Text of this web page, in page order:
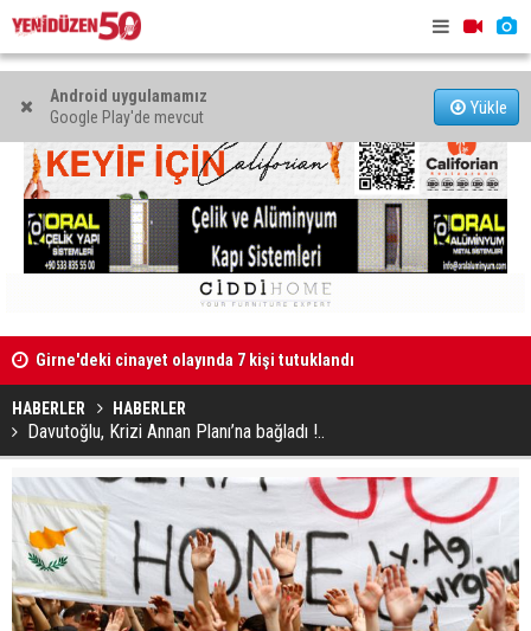
Android uygulamamız
Google Play'de mevcut
Yükle
"Zanlıyı bıçakla takip etti"
HABERLER HABERLER
Davutoğlu, Krizi Annan Planı’na bağladı !..